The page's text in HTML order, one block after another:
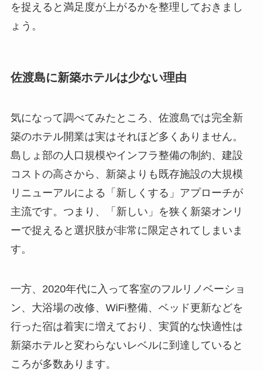
を捉えると満足度が上がるかを整理しておきまし
ょう。
佐渡島に新築ホテルは少ない理由
気になって調べてみたところ、佐渡島では完全新
築のホテル開業は実はそれほど多くありません。
島しょ部の人口規模やインフラ整備の制約、建設
コストの高さから、新築よりも既存施設の大規模
リニューアルによる「新しくする」アプローチが
主流です。つまり、「新しい」を狭く新築オンリ
ーで捉えると選択肢が非常に限定されてしまいま
す。
一方、2020年代に入って客室のフルリノベーショ
ン、大浴場の改修、WiFi整備、ベッド更新などを
行った宿は着実に増えており、実質的な快適性は
新築ホテルと変わらないレベルに到達していると
ころが多数あります。